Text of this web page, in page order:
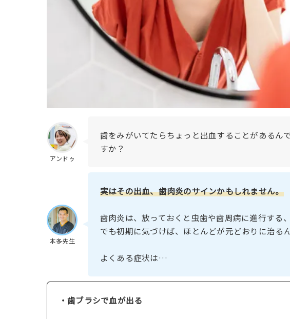
アンドゥ
歯をみがいてたらちょっと出血することがあるん
すか？
本多先生
実はその出血、歯肉炎のサインかもしれません。
歯肉炎は、放っておくと虫歯や歯周病に進行する
でも初期に気づけば、ほとんどが元どおりに治る
よくある症状は…
・歯ブラシで血が出る